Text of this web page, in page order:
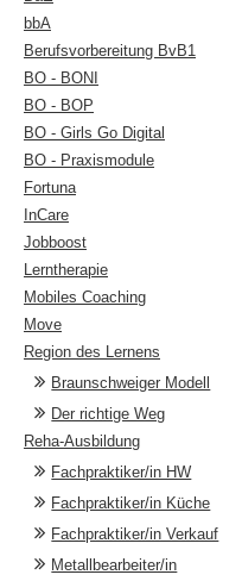
bbA
Berufsvorbereitung BvB1
BO - BONI
BO - BOP
BO - Girls Go Digital
BO - Praxismodule
Fortuna
InCare
Jobboost
Lerntherapie
Mobiles Coaching
Move
Region des Lernens
Braunschweiger Modell
Der richtige Weg
Reha-Ausbildung
Fachpraktiker/in HW
Fachpraktiker/in Küche
Fachpraktiker/in Verkauf
Metallbearbeiter/in